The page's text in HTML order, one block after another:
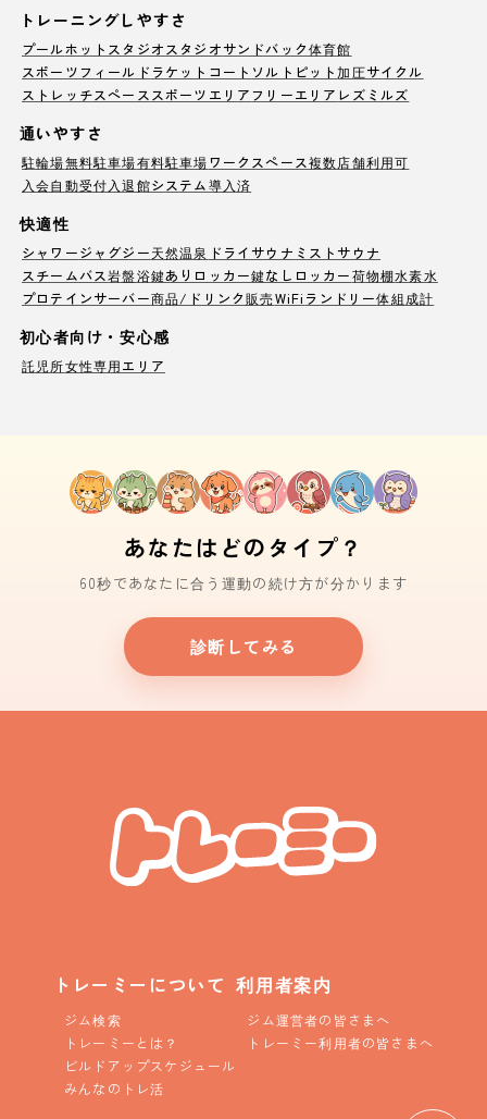
トレーニングしやすさ
プールホットスタジオ スタジオサンドバック体育館
スポーツフィールド ラケットコート ソルトピット加圧サイクル
ストレッチスペース スポーツエリア フリーエリア レズミルズ
通いやすさ
駐輪場無料駐車場有料駐車場ワークスペース複数店舗利用可
入会自動受付 入退館システム導入済
快適性
シャワージャグジー天然温泉 ドライサウナ ミストサウナ
スチームバス岩盤浴鍵ありロッカー鍵なしロッカー荷物棚水素水
プロテインサーバー商品/ドリンク販売WiFi ランドリー体組成計
初心者向け・安心感
託児所女性専用エリア
あなたはどのタイプ？
60秒であなたに合う運動の続け方が分かります
診断してみる
トレーミーについて
ジム検索
トレーミーとは？
ビルドアップスケジュール
みんなのトレ活
利用者案内
ジム運営者の皆さまへ
トレーミー利用者の皆さまへ